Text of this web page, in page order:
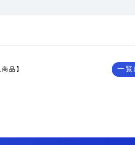
品】 一覧